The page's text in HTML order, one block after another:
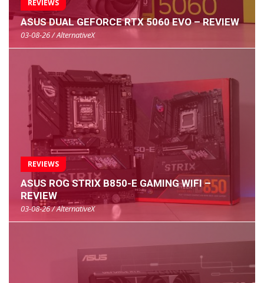
REVIEWS
ASUS DUAL GEFORCE RTX 5060 EVO – REVIEW
03-08-26 / AlternativeX
REVIEWS
ASUS ROG STRIX B850-E GAMING WIFI –
REVIEW
03-08-26 / AlternativeX